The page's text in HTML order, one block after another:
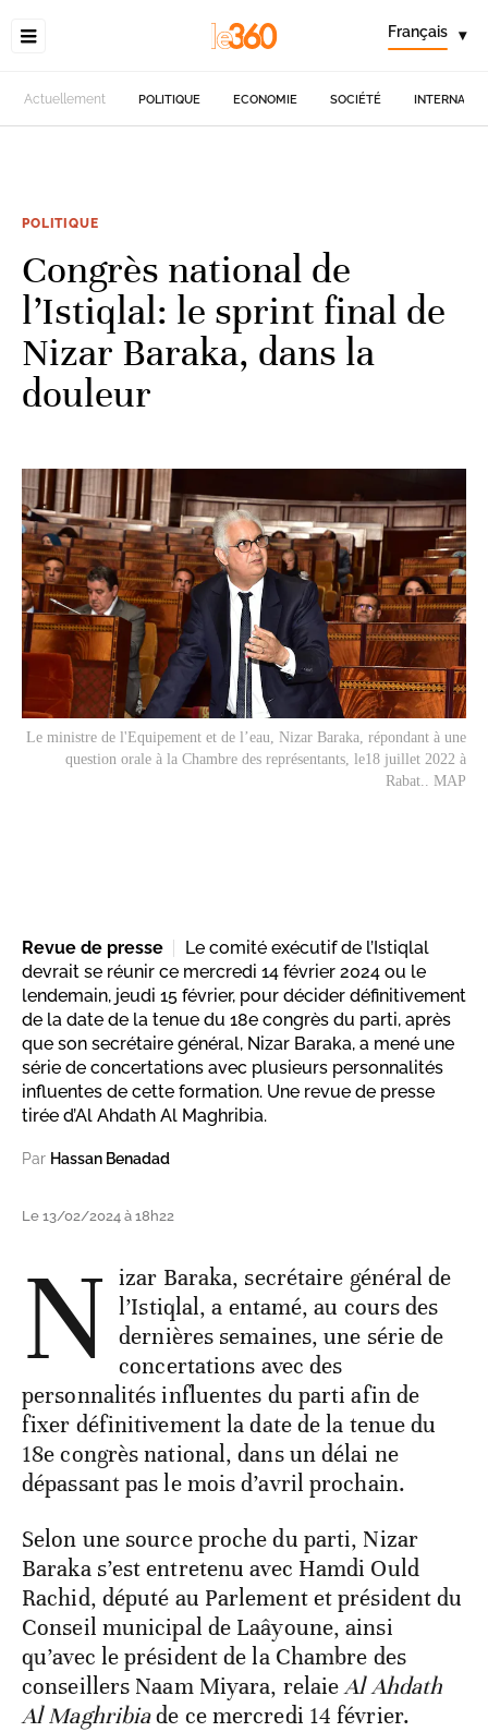
Français ▾
Actuellement POLITIQUE ECONOMIE SOCIÉTÉ
POLITIQUE
Congrès national de
l’Istiqlal: le sprint final de
Nizar Baraka, dans la
douleur
Le ministre de l'Equipement et de l’eau, Nizar Baraka, répondant à une
question orale à la Chambre des représentants, le18 juillet 2022 à
Rabat.. MAP
Revue de presse
Le comité exécutif de l’Istiqlal
devrait se réunir ce mercredi 14 février 2024 ou le
lendemain, jeudi 15 février, pour décider définitivement
de la date de la tenue du 18e congrès du parti, après
que son secrétaire général, Nizar Baraka, a mené une
série de concertations avec plusieurs personnalités
influentes de cette formation. Une revue de presse
tirée d’Al Ahdath Al Maghribia.
Par Hassan Benadad
Le 13/02/2024 à 18h22
N izar Baraka, secrétaire général de
l’Istiqlal, a entamé, au cours des
dernières semaines, une série de
concertations avec des
personnalités influentes du parti afin de
fixer définitivement la date de la tenue du
18e congrès national, dans un délai ne
dépassant pas le mois d’avril prochain.
Selon une source proche du parti, Nizar
Baraka s’est entretenu avec Hamdi Ould
Rachid, député au Parlement et président du
Conseil municipal de Laâyoune, ainsi
qu’avec le président de la Chambre des
conseillers Naam Miyara, relaieAl Ahdath
Al Maghribiade ce mercredi 14 février.